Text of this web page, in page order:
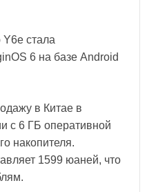
стала
6 на базе Android
в Китае в
с 6 ГБ оперативной
накопителя.
1599 юаней, что